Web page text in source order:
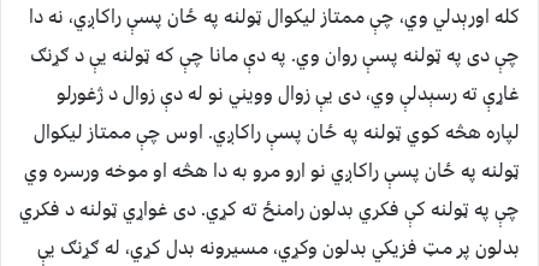
کله اورېدلي وي، چې ممتاز لیکوال ټولنه په ځان پسې راکاږي، نه دا
چې دی په ټولنه پسې روان وي. په دې مانا چې که ټولنه یې د ګړنګ
غاړې ته رسېدلې وي، دی یې زوال وویني نو له دې زوال د ژغورلو
لپاره هڅه کوي ټولنه په ځان پسې راکاږي. اوس چې ممتاز لیکوال
ټولنه په ځان پسې راکاږي نو ارو مرو به دا هڅه او موخه ورسره وي
چې په ټولنه کې فکري بدلون رامنځ ته کړي. دی غواړي ټولنه د فکري
بدلون پر مټ فزیکي بدلون وکړي، مسیرونه بدل کړي، له ګړنګ یې